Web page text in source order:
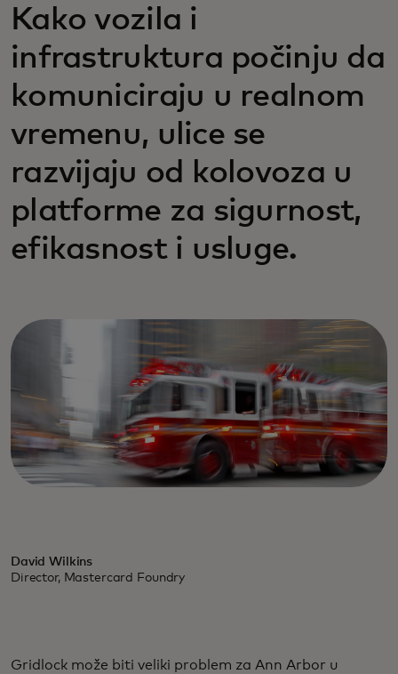
Kako vozila i
infrastruktura počinju da
komuniciraju u realnom
vremenu, ulice se
razvijaju od kolovoza u
platforme za sigurnost,
efikasnost i usluge.
David Wilkins
Director, Mastercard Foundry
Gridlock može biti veliki problem za Ann Arbor u